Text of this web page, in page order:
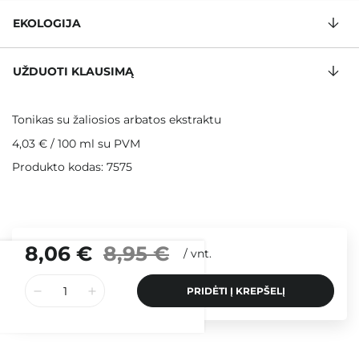
8,06 € 8,95 € / vnt.
PRIDĖTI Į KREPŠELĮ
EKOLOGIJA
UŽDUOTI KLAUSIMĄ
Tonikas su žaliosios arbatos ekstraktu
4,03 € / 100 ml su PVM
Produkto kodas: 7575